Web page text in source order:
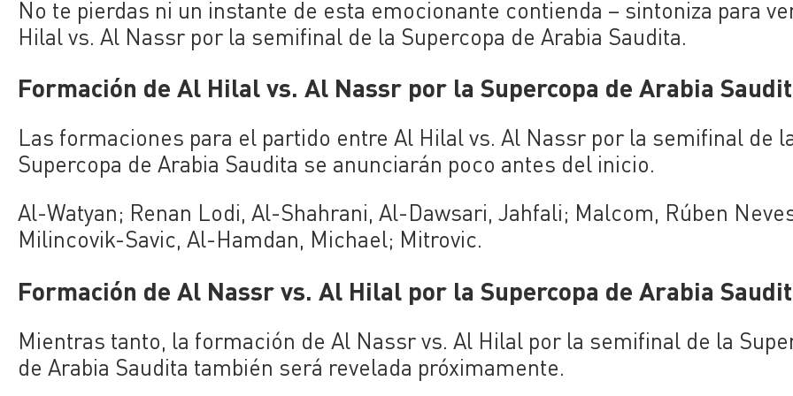
No te pierdas ni un instante de esta emocionante contienda – sintoniza para
Hilal vs. Al Nassr por la semifinal de la Supercopa de Arabia Saudita.
Formación de Al Hilal vs. Al Nassr por la Supercopa de Arabia
Las formaciones para el partido entre Al Hilal vs. Al Nassr por la semifinal de
Supercopa de Arabia Saudita se anunciarán poco antes del inicio.
Al-Watyan; Renan Lodi, Al-Shahrani, Al-Dawsari, Jahfali; Malcom, Rúben
Milincovik-Savic, Al-Hamdan, Michael; Mitrovic.
Formación de Al Nassr vs. Al Hilal por la Supercopa de Arabia
Mientras tanto, la formación de Al Nassr vs. Al Hilal por la semifinal de la
de Arabia Saudita también será revelada próximamente.